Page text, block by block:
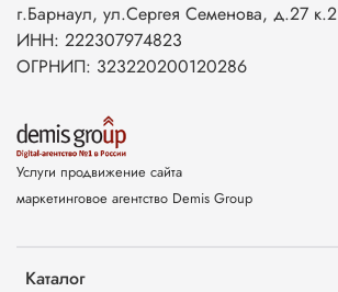
Каталог
г.Барнаул, ул.Сергея Семенова, д.27 к.2
ИНН: 222307974823
ОГРНИП: 323220200120286
Услуги продвижение сайта
маркетинговое агентство Demis Group